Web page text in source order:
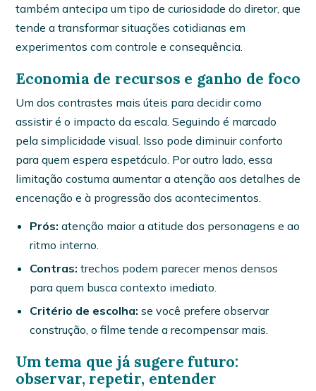
também antecipa um tipo de curiosidade do diretor, que
tende a transformar situações cotidianas em
experimentos com controle e consequência.
Economia de recursos e ganho de foco
Um dos contrastes mais úteis para decidir como
assistir é o impacto da escala. Seguindo é marcado
pela simplicidade visual. Isso pode diminuir conforto
para quem espera espetáculo. Por outro lado, essa
limitação costuma aumentar a atenção aos detalhes de
encenação e à progressão dos acontecimentos.
Prós: atenção maior a atitude dos personagens e ao
ritmo interno.
Contras: trechos podem parecer menos densos
para quem busca contexto imediato.
Critério de escolha: se você prefere observar
construção, o filme tende a recompensar mais.
Um tema que já sugere futuro:
observar, repetir, entender